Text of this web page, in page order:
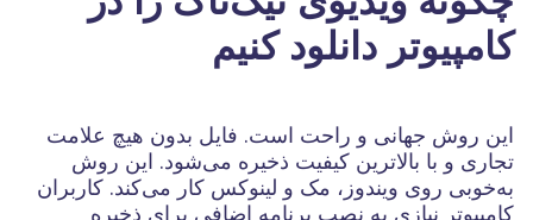
کامپیوتر دانلود کنیم
این روش جهانی و راحت است. فایل بدون هیچ علامت
تجاری و با بالاترین کیفیت ذخیره می‌شود. این روش
به‌خوبی روی ویندوز، مک و لینوکس کار می‌کند. کاربران
کامپیوتر نیازی به نصب برنامه اضافی برای ذخیره